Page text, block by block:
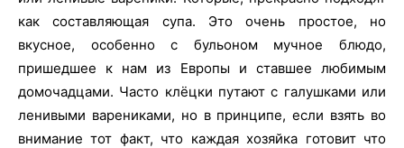
как составляющая супа. Это очень простое, но
вкусное, особенно с бульоном мучное блюдо,
пришедшее к нам из Европы и ставшее любимым
домочадцами. Часто клёцки путают с галушками или
ленивыми варениками, но в принципе, если взять во
внимание тот факт, что каждая хозяйка готовит что